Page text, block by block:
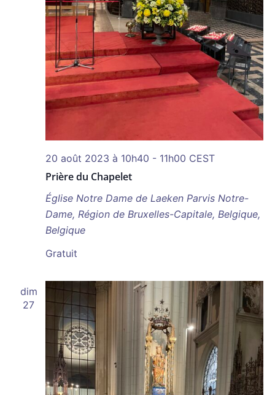
Prière du Chapelet
20 août 2023 à 10h40 - 11h00 CEST
Église Notre Dame de Laeken Parvis Notre-
Dame, Région de Bruxelles-Capitale, Belgique,
Belgique
Gratuit
dim
27